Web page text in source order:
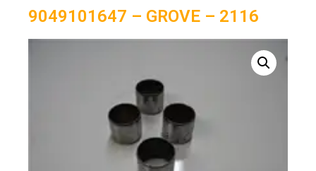
9049101647 – GROVE – 2116